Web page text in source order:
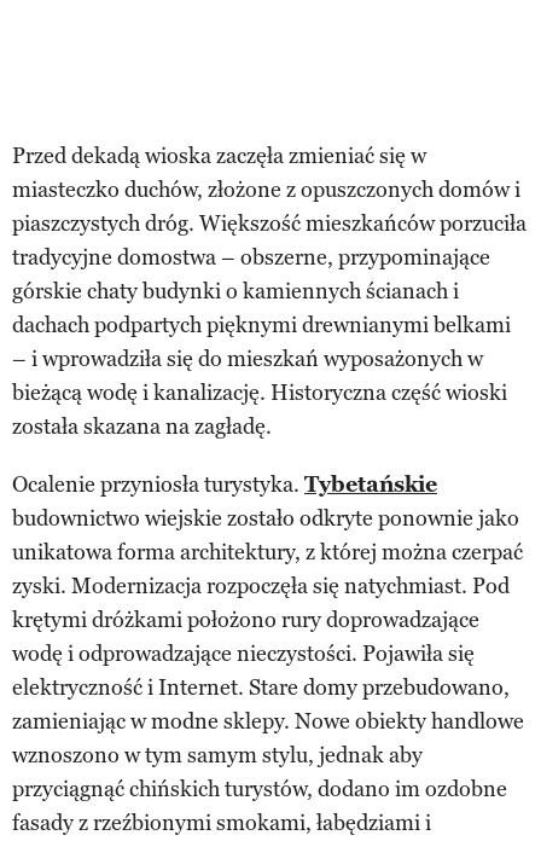
Przed dekadą wioska zaczęła zmieniać się w
miasteczko duchów, złożone z opuszczonych domów i
piaszczystych dróg. Większość mieszkańców porzuciła
tradycyjne domostwa – obszerne, przypominające
górskie chaty budynki o kamiennych ścianach i
dachach podpartych pięknymi drewnianymi belkami
– i wprowadziła się do mieszkań wyposażonych w
bieżącą wodę i kanalizację. Historyczna część wioski
została skazana na zagładę.
Ocalenie przyniosła turystyka. Tybetańskie
budownictwo wiejskie zostało odkryte ponownie jako
unikatowa forma architektury, z której można czerpać
zyski. Modernizacja rozpoczęła się natychmiast. Pod
krętymi dróżkami położono rury doprowadzające
wodę i odprowadzające nieczystości. Pojawiła się
elektryczność i Internet. Stare domy przebudowano,
zamieniając w modne sklepy. Nowe obiekty handlowe
wznoszono w tym samym stylu, jednak aby
przyciągnąć chińskich turystów, dodano im ozdobne
fasady z rzeźbionymi smokami, łabędziami i